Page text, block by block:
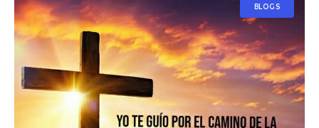
BLOGS